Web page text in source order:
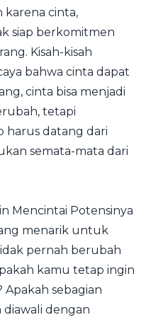
karena cinta,
siap berkomitmen
Kisah-kisah
bahwa cinta dapat
cinta bisa menjadi
tetapi
harus datang dari
semata-mata dari
Mencintai Potensinya
menarik untuk
pernah berubah
kamu tetap ingin
sebagian
diawali dengan